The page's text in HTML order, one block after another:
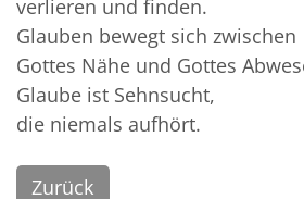
verlieren und finden.
Glauben bewegt sich zwischen
Gottes Nähe und Gottes
Glaube ist Sehnsucht,
die niemals aufhört.
Zurück